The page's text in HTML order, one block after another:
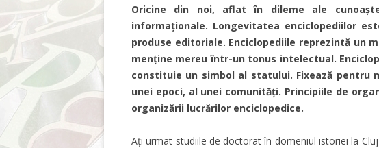
Oricine din noi, aflatîn dileme ale
informaționale. Longevitatea enciclopediilor
produse editoriale. Enciclopediile reprezintă un
menține mereu într-un tonus intelectual.
constituie un simbol al statului. Fixează pentru
unei epoci, al unei comunități. Principiile de
organizării lucrărilor enciclopedice.
Ați urmat studiile de doctorat în domeniul istoriei la